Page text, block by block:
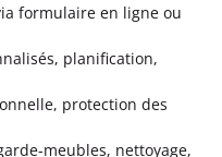
formulaire en ligne ou
planification,
protection des
meubles, nettoyage,